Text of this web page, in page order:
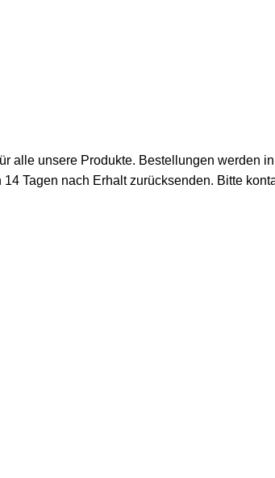
alle unsere Produkte. Bestellungen werden
Tagen nach Erhalt zurücksenden. Bitte